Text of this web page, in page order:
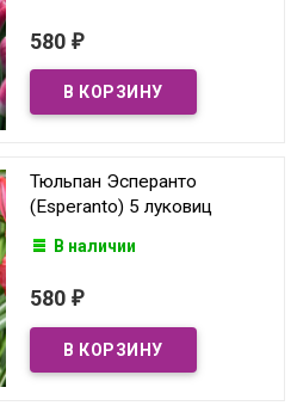
580 ₽
Тюльпан Эсперанто
(Esperanto) 5 луковиц
В наличии
580 ₽